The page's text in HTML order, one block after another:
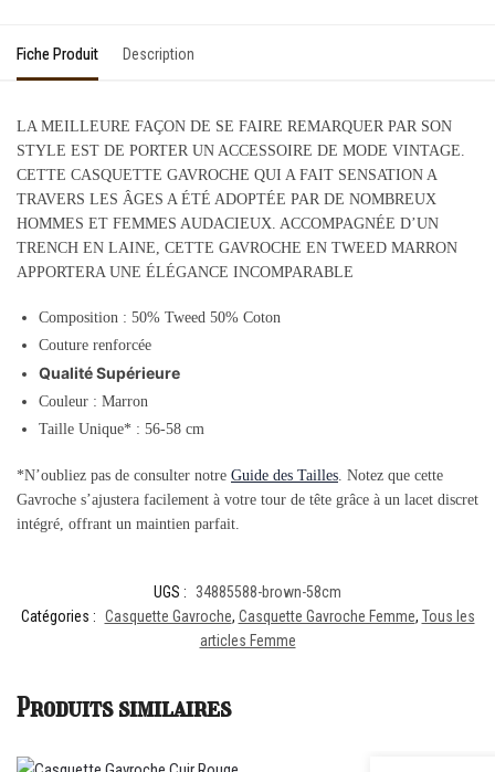
Fiche Produit Description
LA MEILLEURE FAÇON DE SE FAIRE REMARQUER PAR SON
STYLE EST DE PORTER UN ACCESSOIRE DE MODE VINTAGE.
CETTE CASQUETTE GAVROCHE QUI A FAIT SENSATION A
TRAVERS LES ÂGES A ÉTÉ ADOPTÉE PAR DE NOMBREUX
HOMMES ET FEMMES AUDACIEUX. ACCOMPAGNÉE D’UN
TRENCH EN LAINE, CETTE GAVROCHE EN TWEED MARRON
APPORTERA UNE ÉLÉGANCE INCOMPARABLE
Composition : 50% Tweed 50% Coton
Couture renforcée
Qualité Supérieure
Couleur : Marron
Taille Unique* : 56-58 cm
*N’oubliez pas de consulter notre Guide des Tailles . Notez que cette
Gavroche s’ajustera facilement à votre tour de tête grâce à un lacet discret
intégré, offrant un maintien parfait.
UGS :
34885588-brown-58cm
Catégories : Casquette Gavroche, Casquette Gavroche Femme, Tous les
articles Femme
Produits similaires